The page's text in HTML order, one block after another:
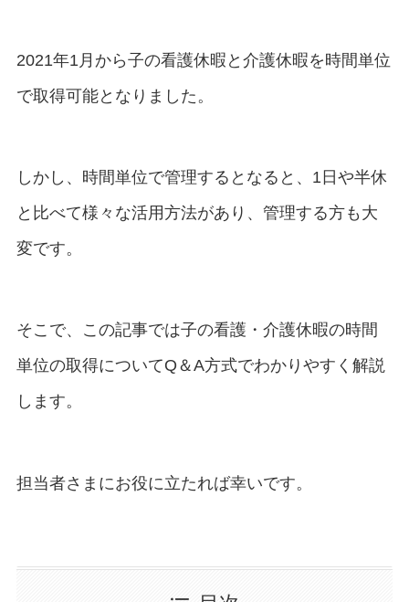
2021年1月から子の看護休暇と介護休暇を時間単位
で取得可能となりました。
しかし、時間単位で管理するとなると、1日や半休
と比べて様々な活用方法があり、管理する方も大
変です。
そこで、この記事では子の看護・介護休暇の時間
単位の取得についてQ＆A方式でわかりやすく解説
します。
担当者さまにお役に立たれば幸いです。